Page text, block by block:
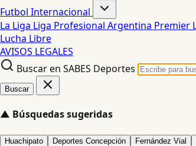
Futbol Internacional
La Liga Liga Profesional Argentina Premier
Lucha Libre
AVISOS LEGALES
Buscar en SABES Deportes
Buscar
▲ Búsquedas sugeridas
Huachipato Deportes Concepción Fernández Vial